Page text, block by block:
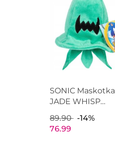
SONIC Maskotka
JADE WHISP
JAKKS PACIFIC
41432
89.90
-14%
76.99